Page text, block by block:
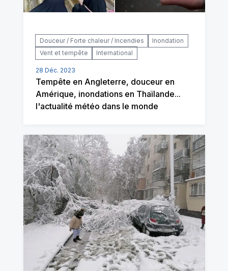
Douceur / Forte chaleur / Incendies
Inondation
Vent et tempête
International
28 Déc. 2023
Tempête en Angleterre, douceur en
Amérique, inondations en Thaïlande...
l'actualité météo dans le monde